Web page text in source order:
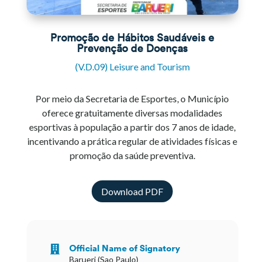
Promoção de Hábitos Saudáveis e
Prevenção de Doenças
(V.D.09) Leisure and Tourism
Por meio da Secretaria de Esportes, o Município
oferece gratuitamente diversas modalidades
esportivas à população a partir dos 7 anos de idade,
incentivando a prática regular de atividades físicas e
promoção da saúde preventiva.
Download PDF
 Official Name of Signatory
Barueri (Sao Paulo)